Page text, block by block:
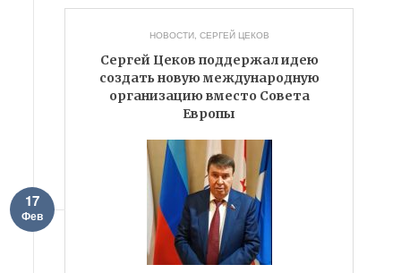
НОВОСТИ, СЕРГЕЙ ЦЕКОВ
Сергей Цеков поддержал идею
создать новую международную
организацию вместо Совета
Европы
17
Фев